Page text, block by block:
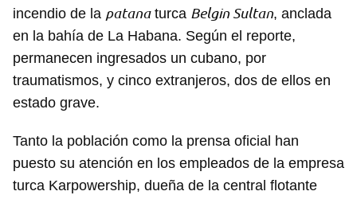
incendio de la patanaturca Belgin Sultan, anclada
en la bahía de La Habana. Según el reporte,
permanecen ingresados un cubano, por
traumatismos, y cinco extranjeros, dos de ellos en
estado grave.
Tanto la población como la prensa oficial han
puesto su atención en los empleados de la empresa
turca Karpowership, dueña de la central flotante